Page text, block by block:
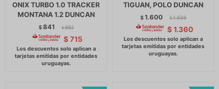
ONIX TURBO 1.0 TRACKER
MONTANA 1.2 DUNCAN
$841 $ 862
$ 715
TIGUAN, POLO DUNCAN
$1.600 $ 1.639
$ 1.360